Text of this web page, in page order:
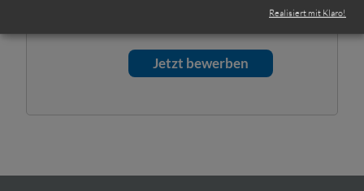
widerrufen.Realisiert mit Klaro!